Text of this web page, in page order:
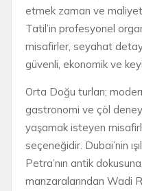
etmek zaman ve maliyet
Tatil’in profesyonel
misafirler, seyahat
güvenli, ekonomik ve
Orta Doğu turları;
gastronomi ve çöl
yaşamak isteyen
seçeneğidir. Dubai’nin
Petra’nın antik
manzaralarından Wadi